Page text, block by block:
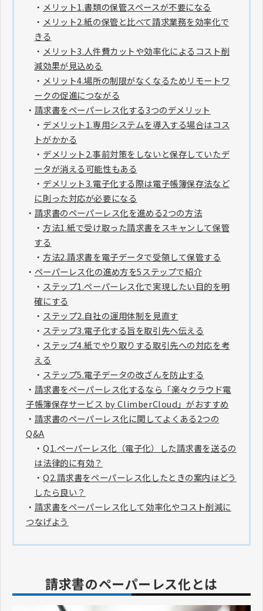
・ メリット1.書類の保管スペースが不要になる
・ メリット2.紙の保管と比べて請求業務を効率化で
きる
・ メリット3.人件費カットや効率化によるコスト削
減効果が見込める
・ メリット4.場所の制限がなくなるためリモートワ
ークの促進につながる
・ 請求書をペーパーレス化する3つのデメリット
・ デメリット1.専用システムを導入する場合はコス
トがかかる
・ デメリット2.事前対策をしないと保存していたデ
ータが消える可能性もある
・ デメリット3.電子化する際は電子帳簿保存法など
に則った対応が必要になる
・ 請求書のペーパーレス化を進める2つの方法
・ 方法1.紙で受け取った請求書をスキャンして保管
する
・ 方法2.請求書を電子データで受領して保管する
・ ペーパーレス化の進め方を5ステップで紹介
・ ステップ1.ペーパーレス化で実現したい目的を明
確にする
・ ステップ2.自社の運用体制を見直す
・ ステップ3.電子化する旨を取引先へ伝える
・ ステップ4.紙でやり取りする取引先への対応を考
える
・ ステップ5.電子データの改ざんを防止する
・ 請求書をペーパーレス化するなら「楽々クラウド電
子帳簿保存サービス by ClimberCloud」がおすすめ
・ 請求書のペーパーレス化に関してよくある2つの
Q&A
・ Q1.ペーパーレス化（電子化）した請求書を送るの
は法律的に有効？
・ Q2.請求書をペーパーレス化したときの案内はどう
したら良い？
・ 請求書をペーパーレス化して効率化やコスト削減に
つなげよう
請求書のペーパーレス化とは